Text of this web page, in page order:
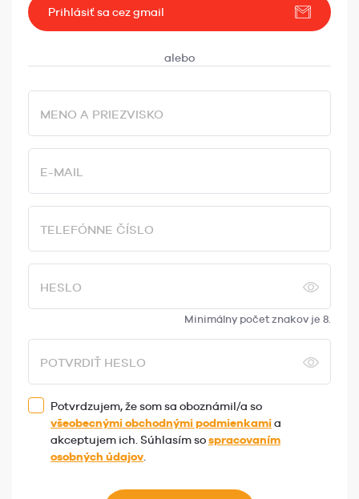
Prihlásiť sa cez gmail
MENO A PRIEZVISKO
E-MAIL
TELEFÓNNE ČÍSLO
HESLO
Minimálny počet znakov je 8.
POTVRDIŤ HESLO
Potvrdzujem, že som sa oboznámil/a so
všeobecnými obchodnými podmienkamia
akceptujem ich. Súhlasím sospracovaním
osobných údajov